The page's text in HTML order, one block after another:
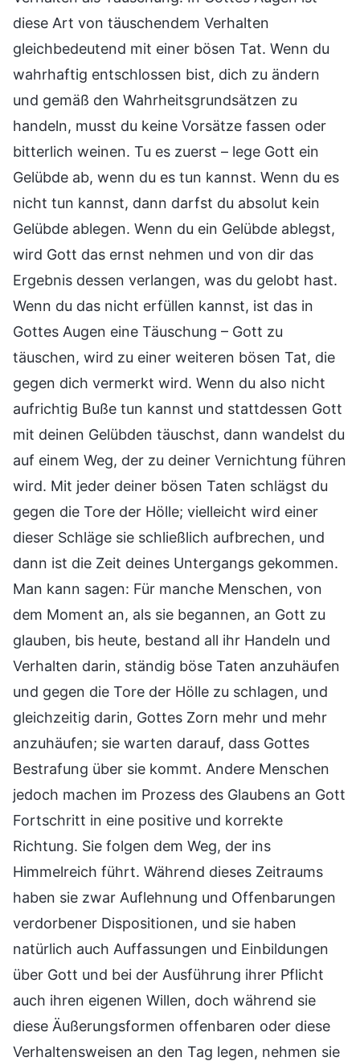
diese Art von täuschendem Verhalten
gleichbedeutend mit einer bösen Tat. Wenn du
wahrhaftig entschlossen bist, dich zu ändern
und gemäß den Wahrheitsgrundsätzen zu
handeln, musst du keine Vorsätze fassen oder
bitterlich weinen. Tu es zuerst – lege Gott ein
Gelübde ab, wenn du es tun kannst. Wenn du es
nicht tun kannst, dann darfst du absolut kein
Gelübde ablegen. Wenn du ein Gelübde ablegst,
wird Gott das ernst nehmen und von dir das
Ergebnis dessen verlangen, was du gelobt hast.
Wenn du das nicht erfüllen kannst, ist das in
Gottes Augen eine Täuschung – Gott zu
täuschen, wird zu einer weiteren bösen Tat, die
gegen dich vermerkt wird. Wenn du also nicht
aufrichtig Buße tun kannst und stattdessen Gott
mit deinen Gelübden täuschst, dann wandelst du
auf einem Weg, der zu deiner Vernichtung führen
wird. Mit jeder deiner bösen Taten schlägst du
gegen die Tore der Hölle; vielleicht wird einer
dieser Schläge sie schließlich aufbrechen, und
dann ist die Zeit deines Untergangs gekommen.
Man kann sagen: Für manche Menschen, von
dem Moment an, als sie begannen, an Gott zu
glauben, bis heute, bestand all ihr Handeln und
Verhalten darin, ständig böse Taten anzuhäufen
und gegen die Tore der Hölle zu schlagen, und
gleichzeitig darin, Gottes Zorn mehr und mehr
anzuhäufen; sie warten darauf, dass Gottes
Bestrafung über sie kommt. Andere Menschen
jedoch machen im Prozess des Glaubens an Gott
Fortschritt in eine positive und korrekte
Richtung. Sie folgen dem Weg, der ins
Himmelreich führt. Während dieses Zeitraums
haben sie zwar Auflehnung und Offenbarungen
verdorbener Dispositionen, und sie haben
natürlich auch Auffassungen und Einbildungen
über Gott und bei der Ausführung ihrer Pflicht
auch ihren eigenen Willen, doch während sie
diese Äußerungsformen offenbaren oder diese
Verhaltensweisen an den Tag legen, nehmen sie